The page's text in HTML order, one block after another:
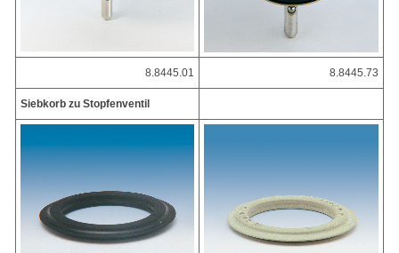
8.8445.01 8.8445.73
Siebkorb zu Stopfenventil